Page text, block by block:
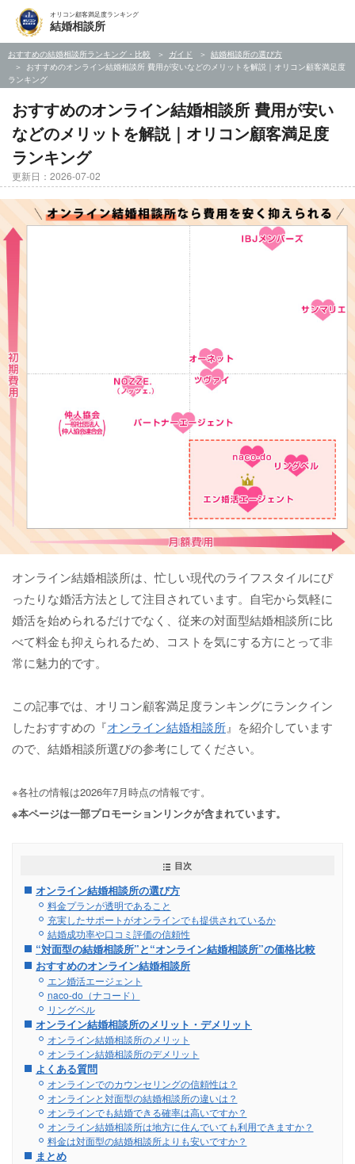
オリコン顧客満足度ランキング
結婚相談所
おすすめの結婚相談所ランキング・比較 ガイド
結婚相談所の選び方
おすすめのオンライン結婚相談所 費用が安いなどのメリットを解説｜オリコン顧客満足度
ランキング
おすすめのオンライン結婚相談所 費用が安い
などのメリットを解説｜オリコン顧客満足度
ランキング
更新日：2026-07-02
オンライン結婚相談所は、忙しい現代のライフスタイルにぴ
ったりな婚活方法として注目されています。自宅から気軽に
婚活を始められるだけでなく、従来の対面型結婚相談所に比
べて料金も抑えられるため、コストを気にする方にとって非
常に魅力的です。
この記事では、オリコン顧客満足度ランキングにランクイン
したおすすめの『オンライン結婚相談所』を紹介しています
ので、結婚相談所選びの参考にしてください。
※各社の情報は2026年7月時点の情報です。
※本ページは一部プロモーションリンクが含まれています。
目次
オンライン結婚相談所の選び方
料金プランが透明であること
充実したサポートがオンラインでも提供されているか
結婚成功率や口コミ評価の信頼性
“対面型の結婚相談所”と“オンライン結婚相談所”の価格比較
おすすめのオンライン結婚相談所
エン婚活エージェント
naco-do（ナコード）
リングベル
オンライン結婚相談所のメリット・デメリット
オンライン結婚相談所のメリット
オンライン結婚相談所のデメリット
よくある質問
オンラインでのカウンセリングの信頼性は？
オンラインと対面型の結婚相談所の違いは？
オンラインでも結婚できる確率は高いですか？
オンライン結婚相談所は地方に住んでいても利用できますか？
料金は対面型の結婚相談所よりも安いですか？
まとめ